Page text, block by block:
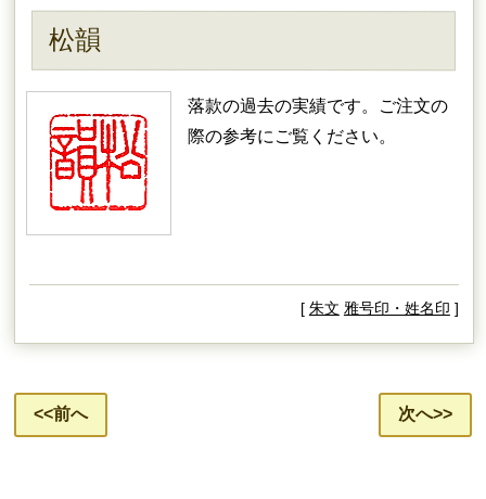
松韻
落款の過去の実績です。ご注文の
際の参考にご覧ください。
[ 朱文 雅号印・姓名印 ]
<<前へ 次へ>>